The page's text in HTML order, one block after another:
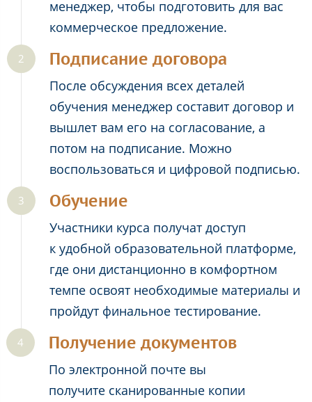
менеджер, чтобы подготовить для вас
коммерческое предложение.
Подписание договора
После обсуждения всех деталей
обучения менеджер составит договор и
вышлет вам его на согласование, а
потом на подписание. Можно
воспользоваться и цифровой подписью.
Обучение
Участники курса получат доступ
к удобной образовательной платформе,
где они дистанционно в комфортном
темпе освоят необходимые материалы и
пройдут финальное тестирование.
Получение документов
По электронной почте вы
получите сканированные копии